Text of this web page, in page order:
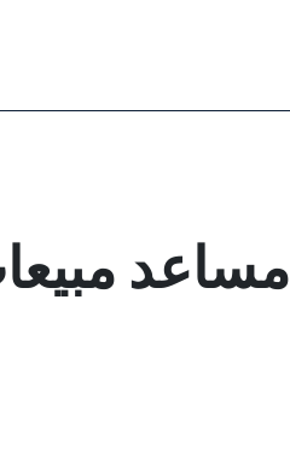
مساعد